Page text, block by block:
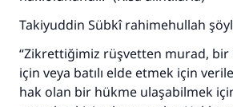
Takiyuddin Sübkî rahimehullah
“Zikrettiğimiz rüşvetten murad, bir
için veya batılı elde etmek için
hak olan bir hükme ulaşabilmek